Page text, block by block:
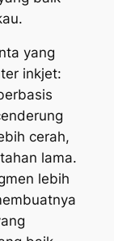
yang
inkjet:
cerah,
lama.
lebih